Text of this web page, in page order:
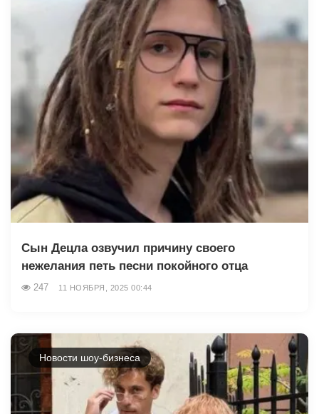
Сын Децла озвучил причину своего
нежелания петь песни покойного отца
247 11 НОЯБРЯ, 2025 00:44
Новости шоу-бизнеса